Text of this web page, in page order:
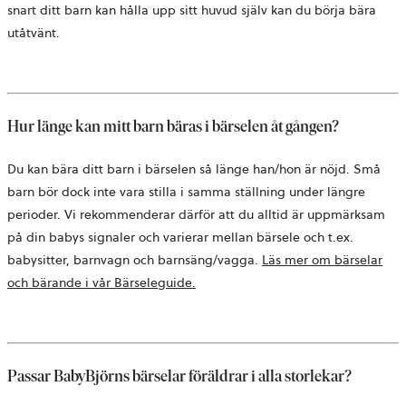
snart ditt barn kan hålla upp sitt huvud själv kan du börja bära
utåtvänt.
Hur länge kan mitt barn bäras i bärselen åt gången?
Du kan bära ditt barn i bärselen så länge han/hon är nöjd. Små
barn bör dock inte vara stilla i samma ställning under längre
perioder. Vi rekommenderar därför att du alltid är uppmärksam
på din babys signaler och varierar mellan bärsele och t.ex.
babysitter, barnvagn och barnsäng/vagga. Läs mer om bärselar
och bärande i vår Bärseleguide.
Passar BabyBjörns bärselar föräldrar i alla storlekar?